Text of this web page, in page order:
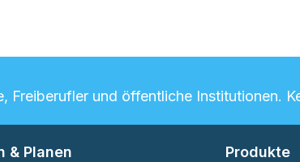
und öffentliche Institutionen.
& Planen Produkte